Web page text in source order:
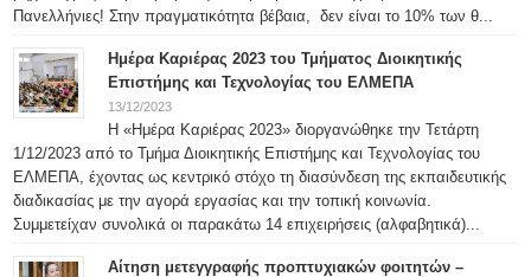
Πανελλήνιες! Στην πραγματικότητα βέβαια, δεν είναι το 10% των θ...
Ημέρα Καριέρας 2023 του Τμήματος Διοικητικής
Επιστήμης και Τεχνολογίας του ΕΛΜΕΠΑ
13/12/2023
Η «Ημέρα Καριέρας 2023» διοργανώθηκε την Τετάρτη
1/12/2023 από το Τμήμα Διοικητικής Επιστήμης και Τεχνολογίας του
ΕΛΜΕΠΑ, έχοντας ως κεντρικό στόχο τη διασύνδεση της εκπαιδευτικής
διαδικασίας με την αγορά εργασίας και την τοπική κοινωνία.
Συμμετείχαν συνολικά οι παρακάτω 14 επιχειρήσεις (αλφαβητικά)...
Αίτηση μετεγγραφής προπτυχιακών φοιτητών –